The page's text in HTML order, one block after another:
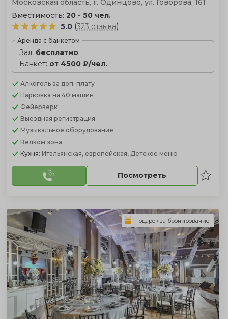
Вместимость: 20 - 50 чел.
5.0 (323 отзыва)
Аренда с банкетом
Зал: бесплатно
Банкет: от 4500 ₽/чел.
Алкоголь за доп. плату
Парковка на 40 машин
Фейерверк
Выездная регистрация
Музыкальное оборудование
Велком зона
Кухня: Итальянская, европейская, Детское меню
Посмотреть
Подарок за бронирование